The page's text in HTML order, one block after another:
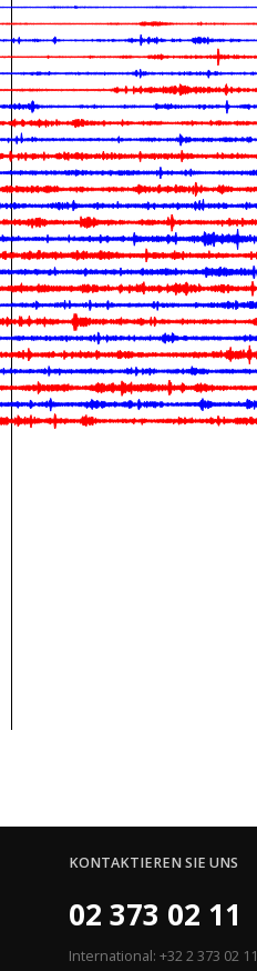
KONTAKTIEREN SIE UNS
02 373 02 11
International: +32 2 373 02 11